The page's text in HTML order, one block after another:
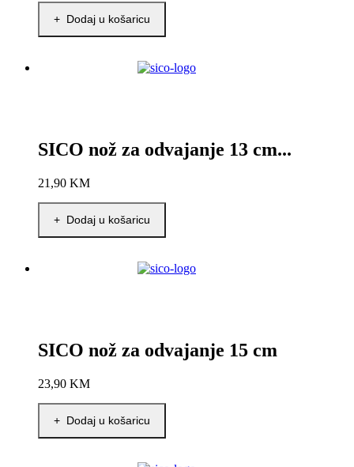
+ Dodaj u košaricu
SICO nož za odvajanje 13 cm...
21,90 KM
+ Dodaj u košaricu
SICO nož za odvajanje 15 cm
23,90 KM
+ Dodaj u košaricu